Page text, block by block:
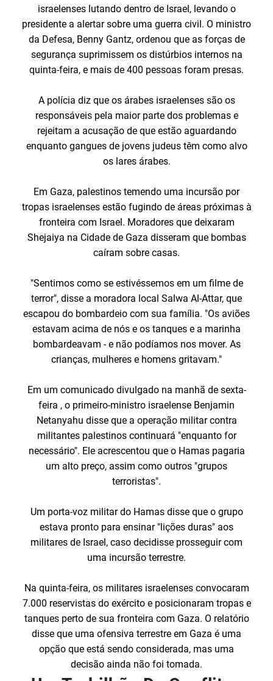
israelenses lutando dentro de Israel, levando o
presidente a alertar sobre uma guerra civil. O ministro
da Defesa, Benny Gantz, ordenou que as forças de
segurança suprimissem os distúrbios internos na
quinta-feira, e mais de 400 pessoas foram presas.
A polícia diz que os árabes israelenses são os
responsáveis ​​pela maior parte dos problemas e
rejeitam a acusação de que estão aguardando
enquanto gangues de jovens judeus têm como alvo
os lares árabes.
Em Gaza, palestinos temendo uma incursão por
tropas israelenses estão fugindo de áreas próximas à
fronteira com Israel. Moradores que deixaram
Shejaiya na Cidade de Gaza disseram que bombas
caíram sobre casas.
"Sentimos como se estivéssemos em um filme de
terror", disse a moradora local Salwa Al-Attar, que
escapou do bombardeio com sua família. "Os aviões
estavam acima de nós e os tanques e a marinha
bombardeavam - e não podíamos nos mover. As
crianças, mulheres e homens gritavam."
Em um comunicado divulgado na manhã de sexta-
feira , o primeiro-ministro israelense Benjamin
Netanyahu disse que a operação militar contra
militantes palestinos continuará "enquanto for
necessário". Ele acrescentou que o Hamas pagaria
um alto preço, assim como outros "grupos
terroristas".
Um porta-voz militar do Hamas disse que o grupo
estava pronto para ensinar "lições duras" aos
militares de Israel, caso decidisse prosseguir com
uma incursão terrestre.
Na quinta-feira, os militares israelenses convocaram
7.000 reservistas do exército e posicionaram tropas e
tanques perto de sua fronteira com Gaza. O relatório
disse que uma ofensiva terrestre em Gaza é uma
opção que está sendo considerada, mas uma
decisão ainda não foi tomada.